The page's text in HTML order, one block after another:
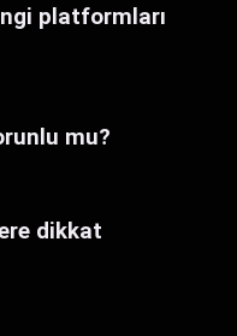
platformları
mu?
dikkat